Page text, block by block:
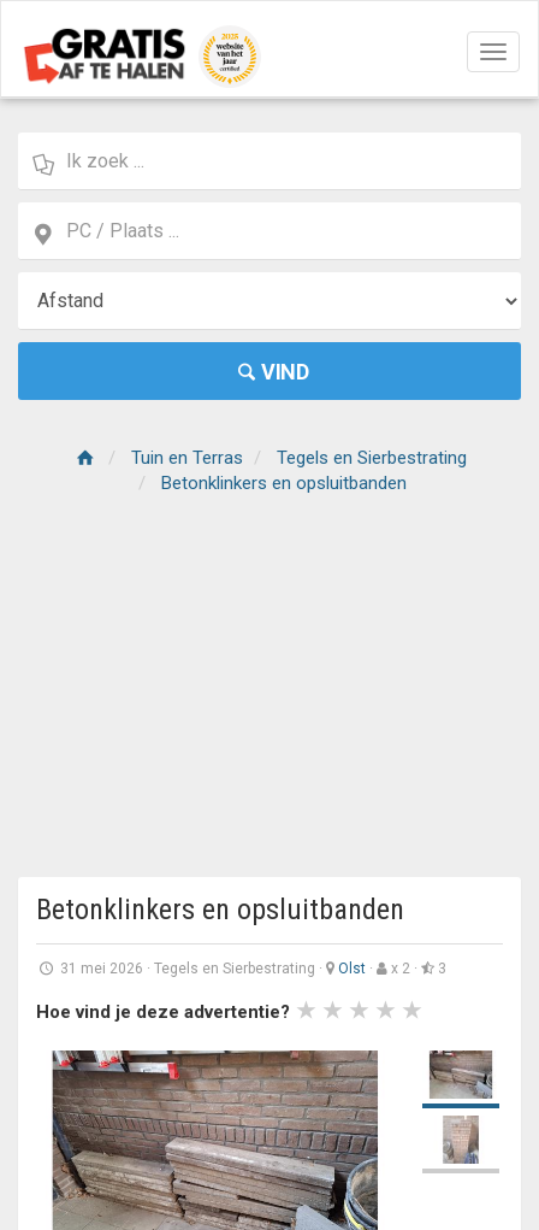
aan/
VIND
Tuin en Terras
Tegels en Sierbestrating
Betonklinkers en opsluitbanden
Betonklinkers en opsluitbanden
31 mei 2026 · Tegels en Sierbestrating · Olst· x 2 · 3
Hoe vind je deze advertentie?